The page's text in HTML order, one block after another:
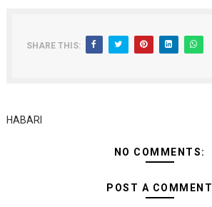
SHARE THIS:
HABARI
NO COMMENTS:
POST A COMMENT